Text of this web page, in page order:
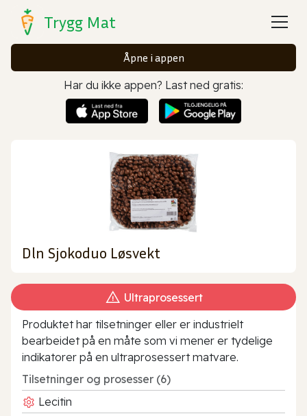
Trygg Mat
Åpne i appen
Har du ikke appen? Last ned gratis:
Dln Sjokoduo Løsvekt
Ultraprosessert
Produktet har tilsetninger eller er industrielt
bearbeidet på en måte som vi mener er tydelige
indikatorer på en ultraprosessert matvare.
Tilsetninger og prosesser (6)
Lecitin